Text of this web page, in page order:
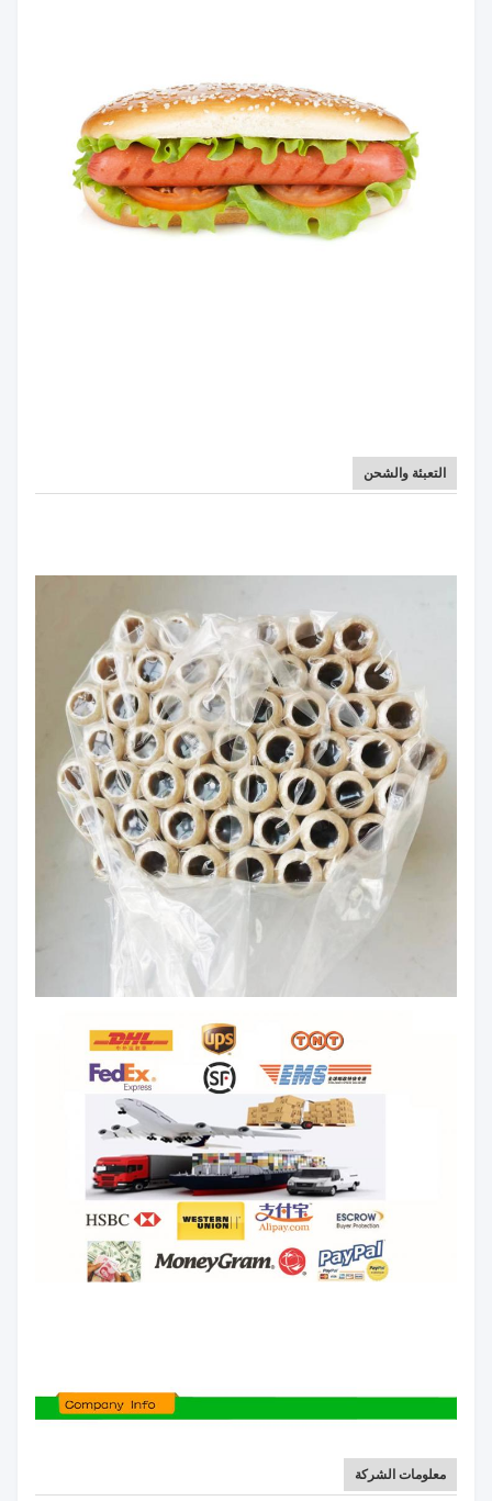
التعبئة والشحن
معلومات الشركة